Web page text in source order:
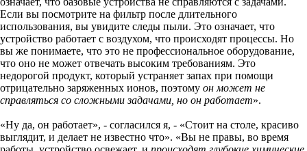
Если вы посмотрите на фильтр после длительного
использования, вы увидите следы пыли. Это означает, что
устройство работает с воздухом, что происходят процессы. Но
вы же понимаете, что это не профессиональное оборудование,
что оно не может отвечать высоким требованиям. Это
недорогой продукт, который устраняет запах при помощи
отрицательно заряженных ионов, поэтому он может не
справляться со сложными задачами, но он работает».
«Ну да, он работает», - согласился я, - «Стоит на столе, красиво
выглядит, и делает не известно что». «Вы не правы, во время